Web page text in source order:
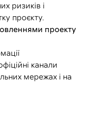
ризиків і
проєкту.
проекту
канали
мережах і на